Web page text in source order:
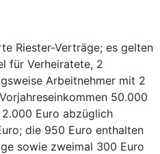
Riester-Verträge; es gelten
für Verheiratete, 2
Arbeitnehmer mit 2
50.000
Euro abzüglich
die 950 Euro enthalten
sowie zweimal 300 Euro